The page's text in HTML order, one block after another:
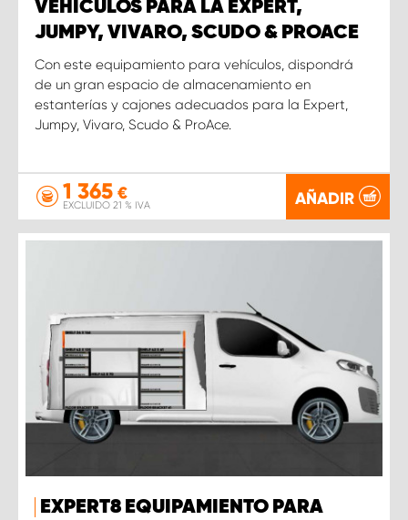
VEHÍCULOS PARA LA EXPERT,
JUMPY, VIVARO, SCUDO & PROACE
Con este equipamiento para vehículos, dispondrá
de un gran espacio de almacenamiento en
estanterías y cajones adecuados para la Expert,
Jumpy, Vivaro, Scudo & ProAce.
1 365 €
EXCLUIDO 21 % IVA AÑADIR
EXPERT8 EQUIPAMIENTO PARA